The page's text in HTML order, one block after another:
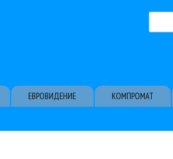
ЕВРОВИДЕНИЕ КОМПРОМАТ